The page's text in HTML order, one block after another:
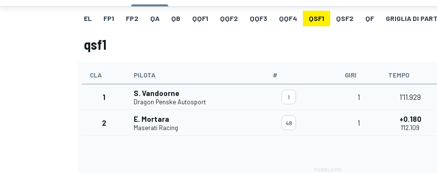
WRC
EL FP1 FP2 QA QB QQF1 QQF2 QQF3 QQF4 QSF1 QSF2 QF GRIGLIA DI
qsf1
CLA PILOTA # GIRI TEMPO
1 S. Vandoorne
Dragon Penske Autosport
1 1 1'11.929
2 E. Mortara
Maserati Racing
48 1 +0.180
1'12.109